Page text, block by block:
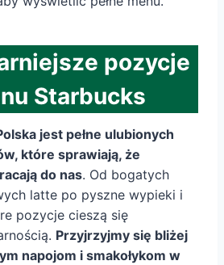
pozycje
Starbucks
jest pełne ulubionych
które sprawiają, że
do nas. Od bogatych
latte po pyszne wypieki i
pozycje cieszą się
Przyjrzyjmy się bliżej
napojom i smakołykom w